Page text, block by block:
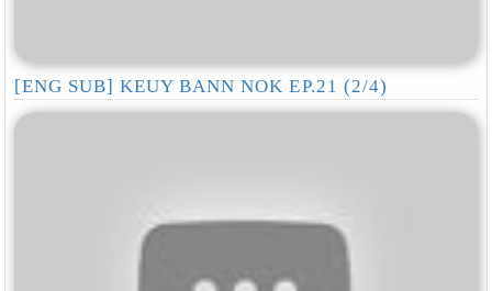
[ENG SUB] KEUY BANN NOK EP.21 (2/4)